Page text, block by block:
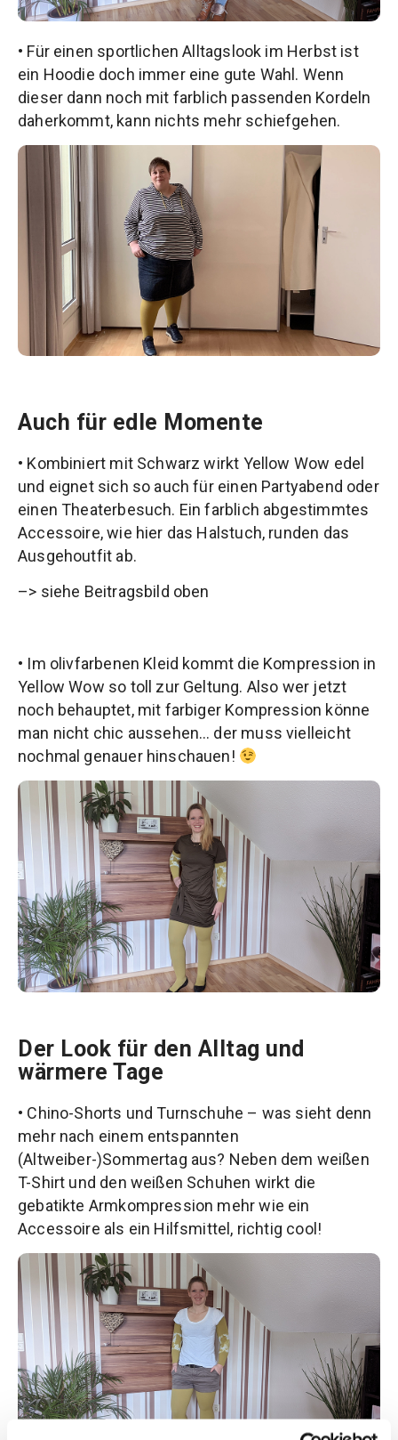
• Für einen sportlichen Alltagslook im Herbst ist
ein Hoodie doch immer eine gute Wahl. Wenn
dieser dann noch mit farblich passenden Kordeln
daherkommt, kann nichts mehr schiefgehen.
Auch für edle Momente
• Kombiniert mit Schwarz wirkt Yellow Wow edel
und eignet sich so auch für einen Partyabend oder
einen Theaterbesuch. Ein farblich abgestimmtes
Accessoire, wie hier das Halstuch, runden das
Ausgehoutfit ab.
–> siehe Beitragsbild oben
• Im olivfarbenen Kleid kommt die Kompression in
Yellow Wow so toll zur Geltung. Also wer jetzt
noch behauptet, mit farbiger Kompression könne
man nicht chic aussehen… der muss vielleicht
nochmal genauer hinschauen!
Der Look für den Alltag und
wärmere Tage
• Chino-Shorts und Turnschuhe – was sieht denn
mehr nach einem entspannten
(Altweiber-)Sommertag aus? Neben dem weißen
T-Shirt und den weißen Schuhen wirkt die
gebatikte Armkompression mehr wie ein
Accessoire als ein Hilfsmittel, richtig cool!